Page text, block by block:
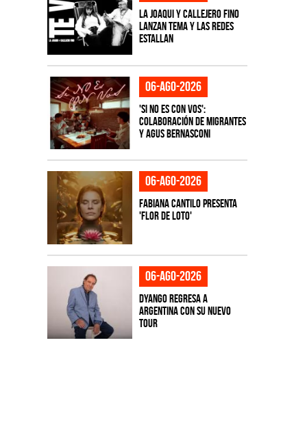
La Joaqui y Callejero Fino
lanzan tema y las redes
estallan
06-ago-2026
'Si No Es Con Vos':
colaboración de Migrantes
y Agus Bernasconi
06-ago-2026
Fabiana Cantilo presenta
'Flor de Loto'
06-ago-2026
Dyango regresa a
Argentina con su nuevo
tour